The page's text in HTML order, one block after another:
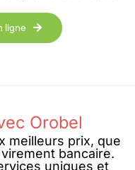
ligne
Orobel
meilleurs prix, que
bancaire.
uniques et